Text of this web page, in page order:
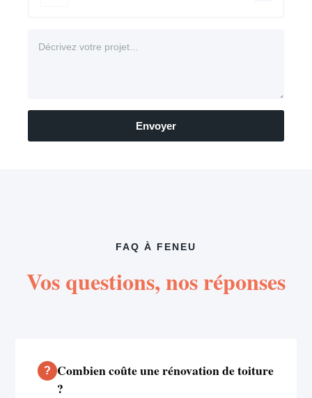
Envoyer
FAQ À FENEU
Vos questions, nos réponses
Combien coûte une rénovation de toiture
?